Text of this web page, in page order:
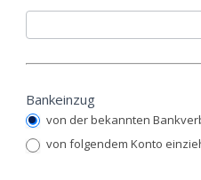
Bankeinzug
von der bekannten
von folgendem Konto
leer.